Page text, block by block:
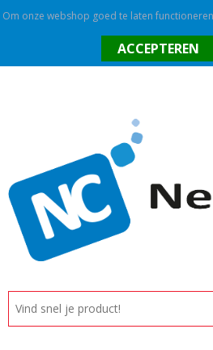
Promotietextiel
Tassen
Alle categorieën
Custom made
Om onze webshop goed te laten